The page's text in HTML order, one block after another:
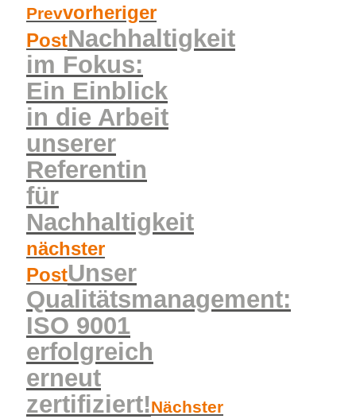
Prevvorheriger
PostNachhaltigkeit
im Fokus:
Ein Einblick
in die Arbeit
unserer
Referentin
für
Nachhaltigkeit
nächster
PostUnser
Qualitätsmanagement:
ISO 9001
erfolgreich
erneut
zertifiziert!Nächster